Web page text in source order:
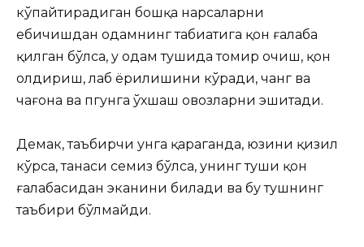
кўпайтирадиган бошқа нарсаларни
ебичишдан одамнинг табиатига қон ғалаба
қилган бўлса, у одам тушида томир очиш, қон
олдириш, лаб ёрилишини кўради, чанг ва
чағона ва пгунга ўхшаш овозларни эшитади.
Демак, таъбирчи унга қараганда, юзини қизил
кўрса, танаси семиз бўлса, унинг туши қон
ғалабасидан эканини билади ва бу тушнинг
таъбири бўлмайди.